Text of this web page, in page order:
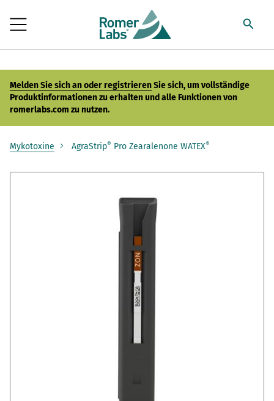
Melden Sie sich an oder registrierenSie sich, um vollständige
Produktinformationen zu erhalten und alle Funktionen von
romerlabs.com zu nutzen.
Mykotoxine AgraStrip® Pro Zearalenone WATEX®
Zum